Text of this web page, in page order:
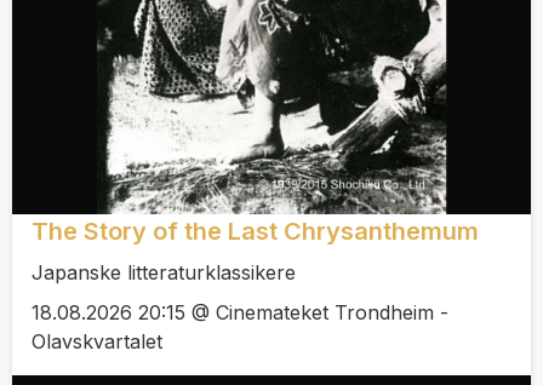
The Story of the Last Chrysanthemum
Japanske litteraturklassikere
18.08.2026 20:15 @ Cinemateket Trondheim -
Olavskvartalet